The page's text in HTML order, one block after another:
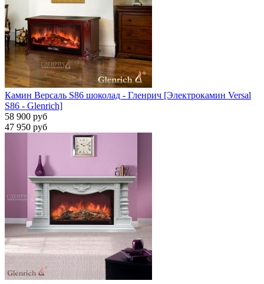
Камин Версаль S86 шоколад - Гленрич [Электрокамин Versal
S86 - Glenrich]
58 900 руб
47 950 руб